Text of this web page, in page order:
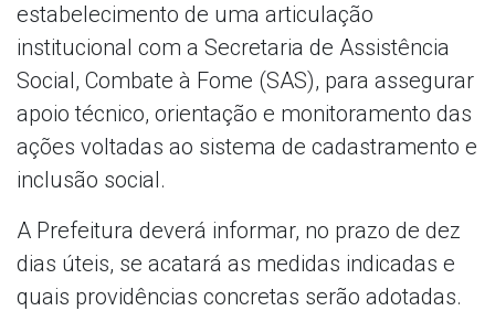
estabelecimento de uma articulação
institucional com a Secretaria de Assistência
Social, Combate à Fome (SAS), para assegurar
apoio técnico, orientação e monitoramento das
ações voltadas ao sistema de cadastramento e
inclusão social.
A Prefeitura deverá informar, no prazo de dez
dias úteis, se acatará as medidas indicadas e
quais providências concretas serão adotadas.